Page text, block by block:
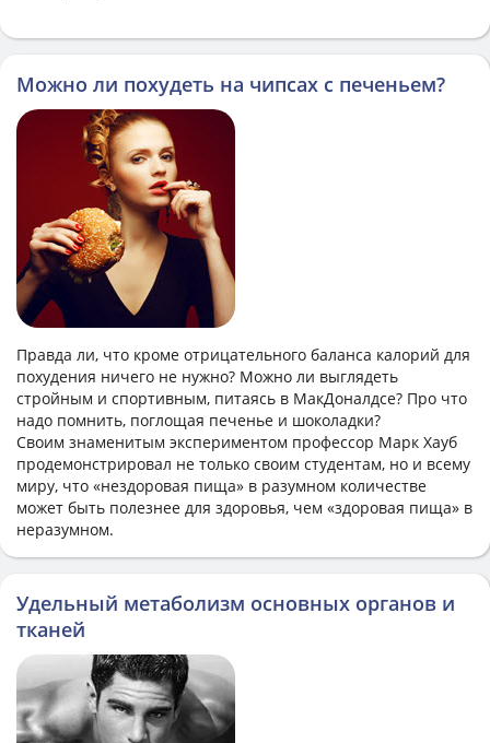
Можно ли похудеть на чипсах с печеньем?
Правда ли, что кроме отрицательного баланса калорий для
похудения ничего не нужно? Можно ли выглядеть
стройным и спортивным, питаясь в МакДоналдсе? Про что
надо помнить, поглощая печенье и шоколадки?
Своим знаменитым экспериментом профессор Марк Хауб
продемонстрировал не только своим студентам, но и всему
миру, что «нездоровая пища» в разумном количестве
может быть полезнее для здоровья, чем «здоровая пища» в
неразумном.
Удельный метаболизм основных органов и
тканей